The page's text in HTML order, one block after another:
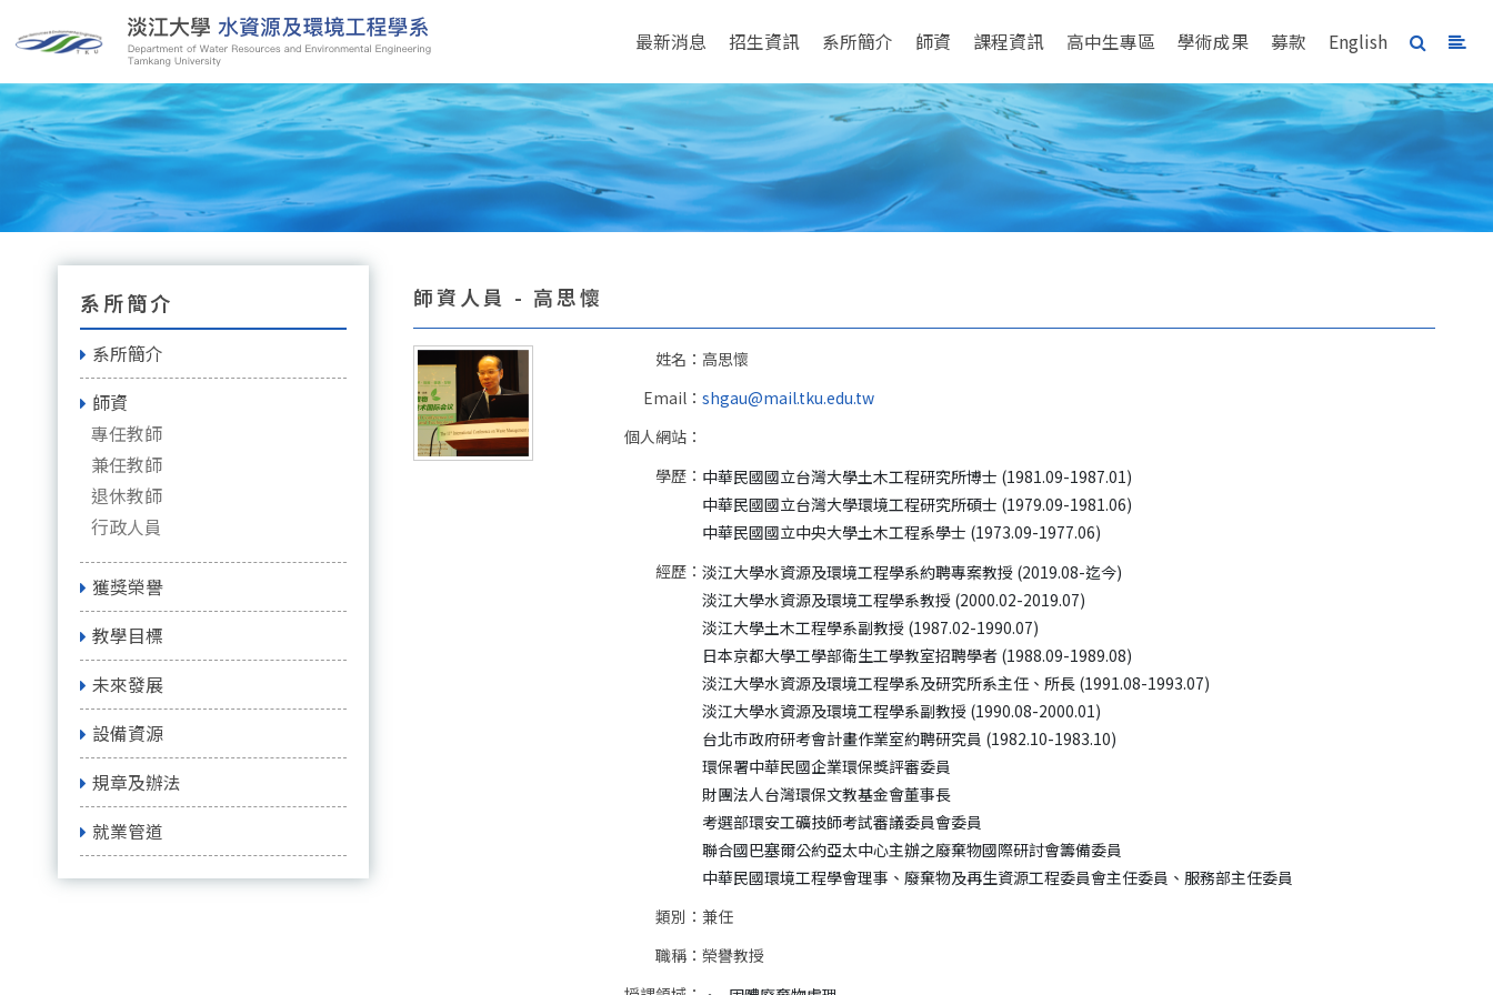
最新消息 招生資訊 系所簡介 師資 課程資訊 高中生專區 學術成果 募款 English
系所簡介
系所簡介
師資
專任教師
兼任教師
退休教師
行政人員
獲獎榮譽
教學目標
未來發展
設備資源
規章及辦法
就業管道
師資人員 - 高思懷
姓名： 高思懷
Email： shgau@mail.tku.edu.tw
個人網站：
學歷： 中華民國國立台灣大學土木工程研究所博士 (1981.09-1987.01)
中華民國國立台灣大學環境工程研究所碩士 (1979.09-1981.06)
經歷： 淡江大學水資源及環境工程學系約聘專案教授 (2019.08-迄今)
淡江大學水資源及環境工程學系教授 (2000.02-2019.07)
淡江大學土木工程學系副教授 (1987.02-1990.07)
日本京都大學工學部衛生工學教室招聘學者 (1988.09-1989.08)
淡江大學水資源及環境工程學系及研究所系主任、所長 (1991.08-1993.07)
淡江大學水資源及環境工程學系副教授 (1990.08-2000.01)
台北巿政府研考會計畫作業室約聘研究員 (1982.10-1983.10)
環保署中華民國企業環保獎評審委員
財團法人台灣環保文教基金會董事長
考選部環安工礦技師考試審議委員會委員
聯合國巴塞爾公約亞太中心主辦之廢棄物國際研討會籌備委員
類別： 兼任
職稱： 榮譽教授